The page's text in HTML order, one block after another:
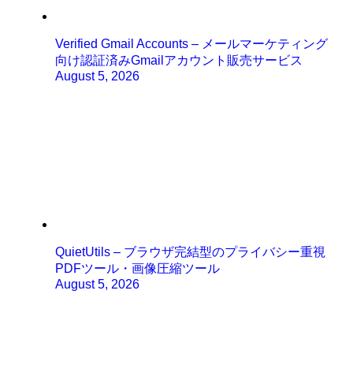
Verified Gmail Accounts – メールマーケティング
向け認証済みGmailアカウント販売サービス
August 5, 2026
QuietUtils – ブラウザ完結型のプライバシー重視
PDFツール・画像圧縮ツール
August 5, 2026